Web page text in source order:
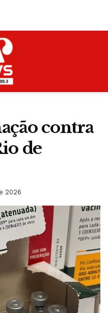
contra
de
2026